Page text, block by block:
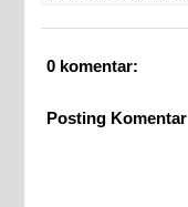
0 komentar:
Posting Komentar